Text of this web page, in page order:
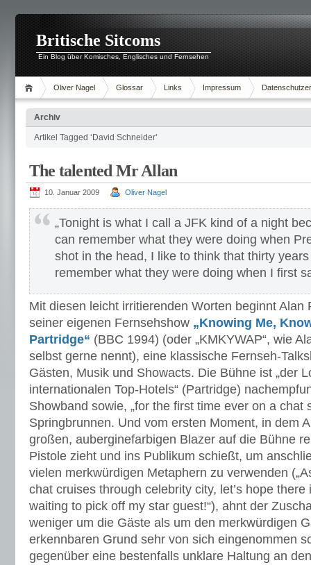
Britische Sitcoms
Ein Blog über Komisches, Englisches und Fernsehen
Oliver Nagel Glossar Links Impressum
Archiv
Artikel Tagged ‘David Schneider’
The talented Mr Allan
10. Januar 2009 Oliver Nagel
„Tonight is what I call a JFK kind of a night
can remember what they were doing when
shot in the head, I like to think that thirty
remember what they were doing when I first
Mit diesen leicht irritierenden Worten beginnt Alan
seiner eigenen Fernsehshow „Knowing Me,
Partridge“ (BBC 1994) (oder „KMKYWAP“, wie
selbst gerne nennt), eine klassische Fernseh-
Gästen, Musik und Showacts. Die Bühne ist „der
internationalen Top-Hotels“ (Partridge)
Showband sowie, „for the first time ever on a chat
Springbrunnen. Und vom ersten Moment, in dem
großen, auberginefarbigen Blazer auf die Bühne
Pistole zieht und ins Publikum schießt, um
vielen merkwürdigen Metaphern zu verwenden
chat cruises through celebrity city, let’s hope there
waiting to pick off my star guest!“), ahnt der
weniger um die Gäste als um den merkwürdigen
erkennbaren Grund sehr von sich eingenommen
gegenüber eine bestenfalls unklare Haltung an